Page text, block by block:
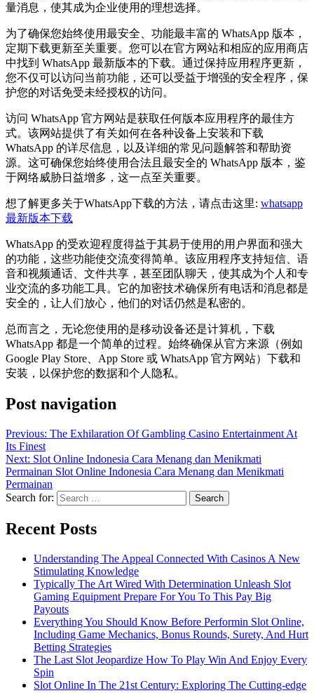
量消息，使其成为企业使用的理想选择。
为了确保您始终使用最安全、功能最丰富的 WhatsApp 版本，
定期下载更新至关重要。您可以在官方网站和相应的应用商店
中找到 WhatsApp 最新版本的下载。通过保持应用程序更新，
您不仅可以访问当前功能，还可以受益于增强的安全程序，保
护您的对话免受未经授权的访问。
访问 WhatsApp 官方网站是获取任何版本应用程序的最佳方
式。该网站提供了有关如何在各种设备上安装和下载
WhatsApp 的详尽信息，以及详细的常见问题解答和帮助资
源。这可确保您始终使用合法且最安全的 WhatsApp 版本，鉴
于网络威胁日益增多，这一点至关重要。
想了解更多关于WhatsApp下载的方法，请点击这里: whatsapp
最新版本下载
WhatsApp 的受欢迎程度得益于其易于使用的用户界面和强大
的功能，这些功能使交流变得简单。该应用程序支持短信、语
音和视频通话、文件共享，甚至团队聊天，使其成为个人和专
业交流的多功能工具。它的加密技术确保所有电话和消息都是
安全的，让人们放心，他们的对话仍然是私密的。
总而言之，无论您使用的是移动设备还是计算机，下载
WhatsApp 都是一个简单的过程。始终确保从官方来源（例如
Google Play Store、App Store 或 WhatsApp 官方网站）下载和
安装，以保护您的数据和个人隐私。
Post navigation
Previous: The Exhilaration Of Gambling Casino Entertainment At
Its Finest
Next: Slot Online Indonesia Cara Menang dan Menikmati
Permainan Slot Online Indonesia Cara Menang dan Menikmati
Permainan
Search for:
Recent Posts
Understanding The Appeal Connected With Casinos A New
Stimulating Knowledge
Typically The Art Wired With Determination Unleash Slot
Gaming Equipment Prepare For You To This Pay Big
Payouts
Everything You Should Know Before Performin Slot Online,
Including Game Mechanics, Bonus Rounds, Surety, And Hurt
Betting Strategies
The Last Slot Jeopardize How To Play Win And Enjoy Every
Spin
Slot Online In The 21st Century: Exploring The Cutting-edge